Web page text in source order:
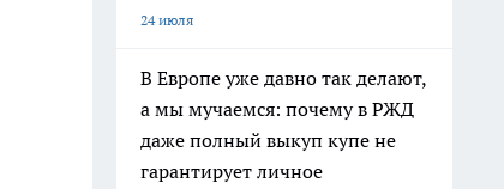
24 июля
В Европе уже давно так делают,
а мы мучаемся: почему в РЖД
даже полный выкуп купе не
гарантирует личное